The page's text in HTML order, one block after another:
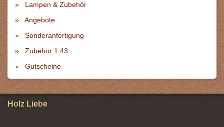
Lampen & Zubehör
Angebote
Sonderanfertigung
Zubehör 1:43
Gutscheine
Holz Liebe